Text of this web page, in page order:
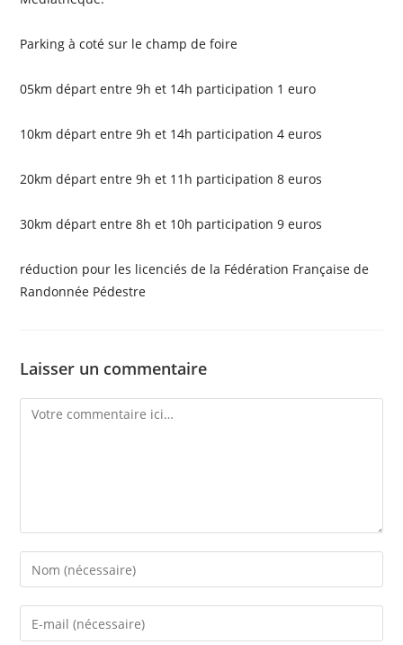
Parking à coté sur le champ de foire
05km départ entre 9h et 14h participation 1 euro
10km départ entre 9h et 14h participation 4 euros
20km départ entre 9h et 11h participation 8 euros
30km départ entre 8h et 10h participation 9 euros
réduction pour les licenciés de la Fédération Française de
Randonnée Pédestre
Laisser un commentaire